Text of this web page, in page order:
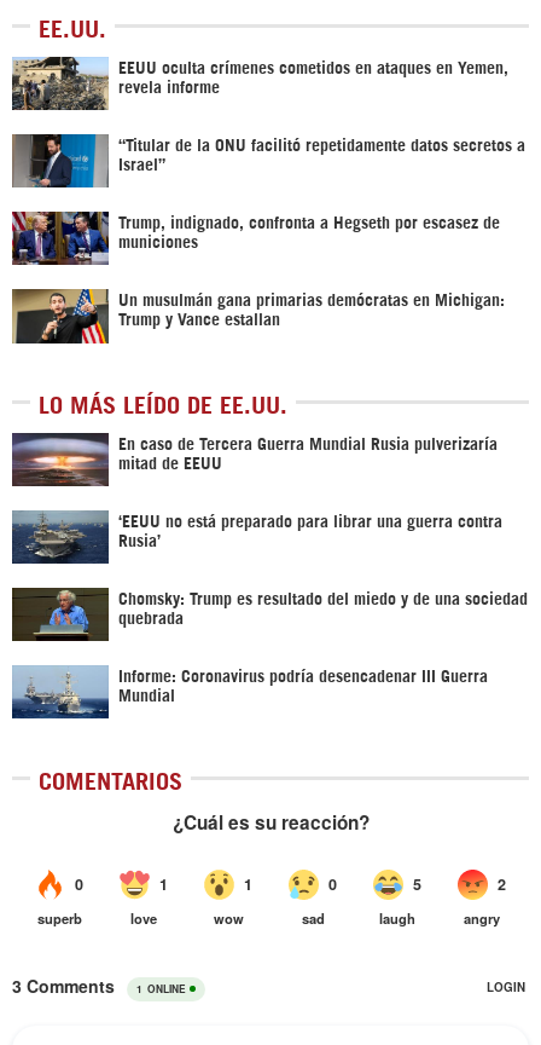
EE.UU.
EEUU oculta crímenes cometidos en ataques en Yemen,
revela informe
“Titular de la ONU facilitó repetidamente datos secretos a
Israel”
Trump, indignado, confronta a Hegseth por escasez de
municiones
Un musulmán gana primarias demócratas en Michigan:
Trump y Vance estallan
LO MÁS LEÍDO DE EE.UU.
En caso de Tercera Guerra Mundial Rusia pulverizaría
mitad de EEUU
‘EEUU no está preparado para librar una guerra contra
Rusia’
Chomsky: Trump es resultado del miedo y de una sociedad
quebrada
Informe: Coronavirus podría desencadenar III Guerra
Mundial
COMENTARIOS